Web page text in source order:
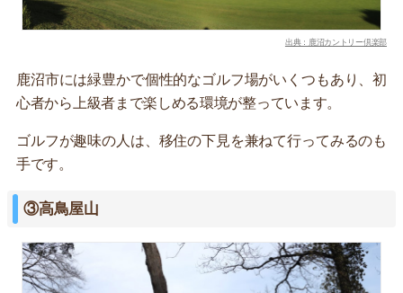
出典：鹿沼カントリー倶楽部
鹿沼市には緑豊かで個性的なゴルフ場がいくつもあり、初
心者から上級者まで楽しめる環境が整っています。
ゴルフが趣味の人は、移住の下見を兼ねて行ってみるのも
手です。
③高鳥屋山